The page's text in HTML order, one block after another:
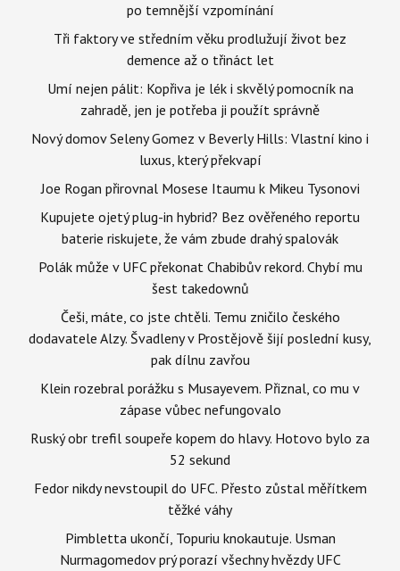
po temnější vzpomínání
Tři faktory ve středním věku prodlužují život bez
demence až o třináct let
Umí nejen pálit: Kopřiva je lék i skvělý pomocník na
zahradě, jen je potřeba ji použít správně
Nový domov Seleny Gomez v Beverly Hills: Vlastní kino i
luxus, který překvapí
Joe Rogan přirovnal Mosese Itaumu k Mikeu Tysonovi
Kupujete ojetý plug-in hybrid? Bez ověřeného reportu
baterie riskujete, že vám zbude drahý spalovák
Polák může v UFC překonat Chabibův rekord. Chybí mu
šest takedownů
Češi, máte, co jste chtěli. Temu zničilo českého
dodavatele Alzy. Švadleny v Prostějově šijí poslední kusy,
pak dílnu zavřou
Klein rozebral porážku s Musayevem. Přiznal, co mu v
zápase vůbec nefungovalo
Ruský obr trefil soupeře kopem do hlavy. Hotovo bylo za
52 sekund
Fedor nikdy nevstoupil do UFC. Přesto zůstal měřítkem
těžké váhy
Pimbletta ukončí, Topuriu knokautuje. Usman
Nurmagomedov prý porazí všechny hvězdy UFC